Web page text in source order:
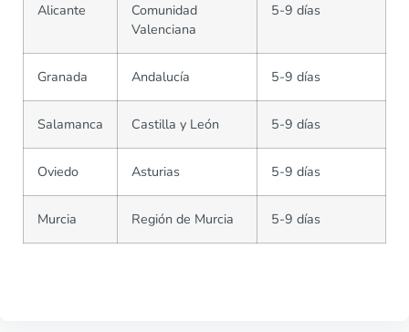
Alicante
Comunidad
Valenciana
5-9 días
Granada Andalucía 5-9 días
Salamanca Castilla y León 5-9 días
Oviedo Asturias 5-9 días
Murcia Región de Murcia 5-9 días